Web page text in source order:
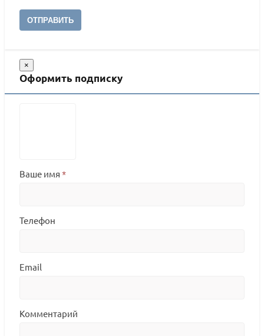
ОТПРАВИТЬ
×
Оформить подписку
Ваше имя *
Телефон
Email
Комментарий